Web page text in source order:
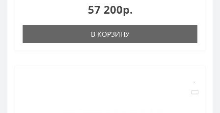
57 200р.
В КОРЗИНУ